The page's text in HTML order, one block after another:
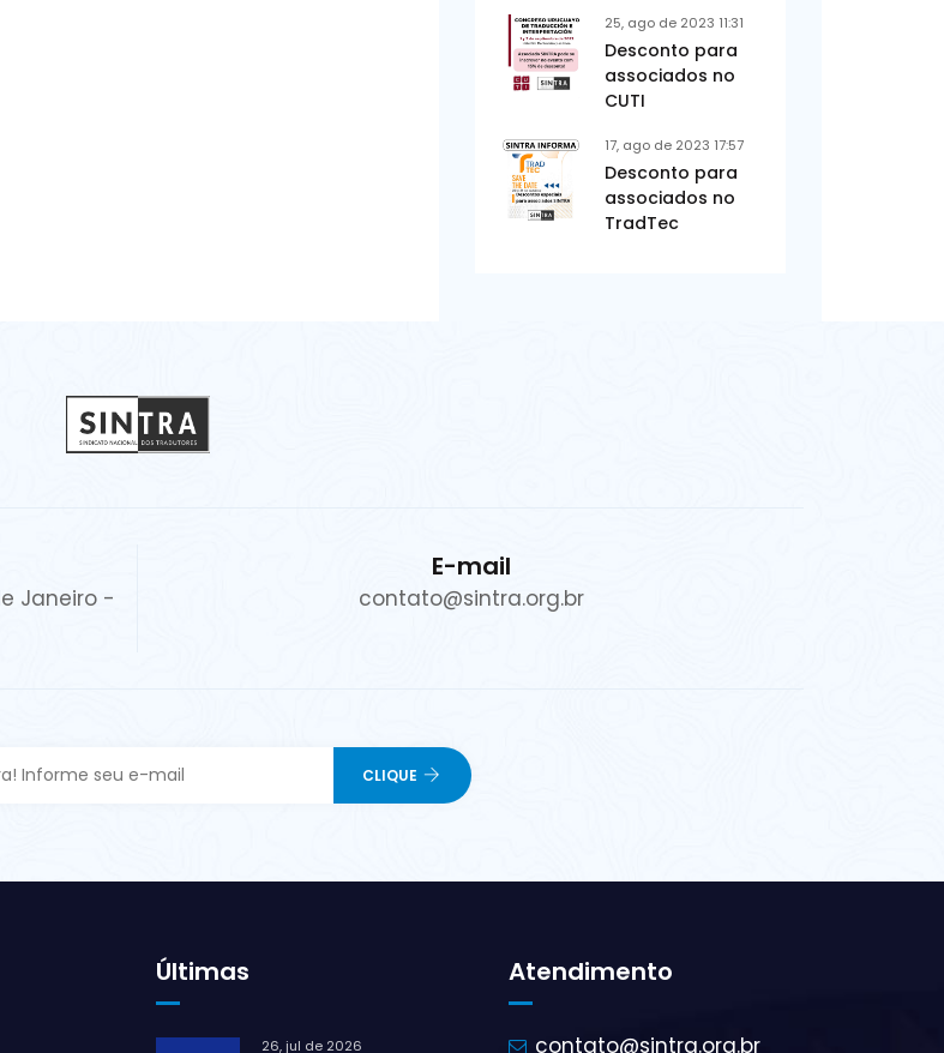
25, ago de 2023 11:31
Desconto para
associados no
CUTI
17, ago de 2023 17:57
Desconto para
associados no
TradTec
Janeiro -
E-mail
contato@sintra.org.br
Últimas
26, jul de 2026
Atendimento
contato@sintra.org.br